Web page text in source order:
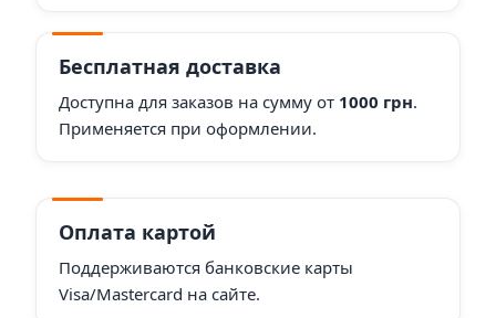
Бесплатная доставка
Доступна для заказов на сумму от 1000 грн.
Применяется при оформлении.
Оплата картой
Поддерживаются банковские карты
Visa/Mastercard на сайте.